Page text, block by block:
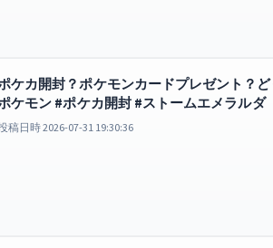
ケカ開封？ポケモンカードプレゼント？
ケモン #ポケカ開封 #ストームエメラルダ
稿日時 2026-07-31 19:30:36